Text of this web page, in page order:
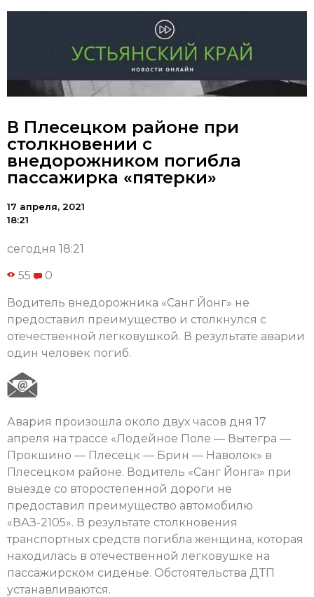
В Плесецком районе при
столкновении с
внедорожником погибла
пассажирка «пятерки»
17 апреля, 2021
18:21
сегодня 18:21
55 0
Водитель внедорожника «Санг Йонг» не
предоставил преимущество и столкнулся с
отечественной легковушкой. В результате аварии
один человек погиб.
Авария произошла около двух часов дня 17
апреля на трассе «Лодейное Поле — Вытегра —
Прокшино — Плесецк — Брин — Наволок» в
Плесецком районе. Водитель «Санг Йонга» при
выезде со второстепенной дороги не
предоставил преимущество автомобилю
«ВАЗ-2105». В результате столкновения
транспортных средств погибла женщина, которая
находилась в отечественной легковушке на
пассажирском сиденье. Обстоятельства ДТП
устанавливаются.